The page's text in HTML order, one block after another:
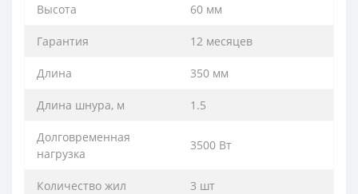
Высота 60 мм
Гарантия 12 месяцев
Длина 350 мм
Длина шнура, м 1.5
Долговременная
нагрузка
3500 Вт
Количество жил 3 шт